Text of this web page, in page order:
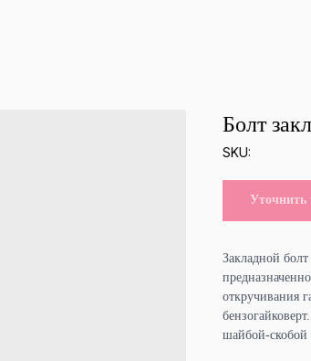
Болт
SKU:
Уточнить
Закладной
откручивания
шайбой-